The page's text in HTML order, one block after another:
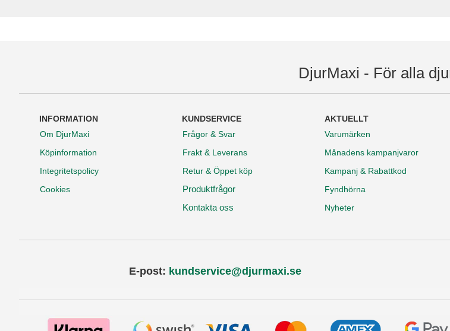
DjurMaxi - För alla
INFORMATION
Om DjurMaxi
Köpinformation
Integritetspolicy
Cookies
KUNDSERVICE
Frågor & Svar
Frakt & Leverans
Retur & Öppet köp
Produktfrågor
Kontakta oss
AKTUELLT
Varumärken
Månadens kampanjvaror
Kampanj & Rabattkod
Fyndhörna
Nyheter
E-post: kundservice@djurmaxi.se